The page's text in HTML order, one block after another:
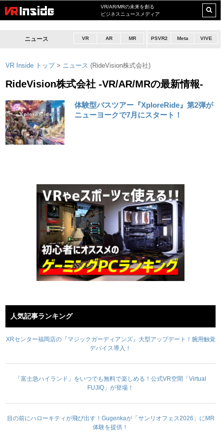
VR/AR/MRの未来を創る
ビジネスニュースメディア
ニュース VR AR MR PSVR2 Meta VIVE
VR Inside トップ > ニュース (RideVision株式会社)
RideVision株式会社 -VR/AR/MRの最新情報-
体験型バスツアー『XploreRide』第2弾が
ニューヨークで7月にスタート！
人気記事ランキング
XRセンター福岡店の『マジックガーディアンズ』大型アップデート！腕用触覚
デバイス導入！
「富士急ハイランド」をいつでも無料で楽しめる！公式VR空間「Virtual
FUJIQ」が登場！
目の前にハローキティが飛び出す！Gugenkaが「サンリオフェス2026」にMR
体験を提供！